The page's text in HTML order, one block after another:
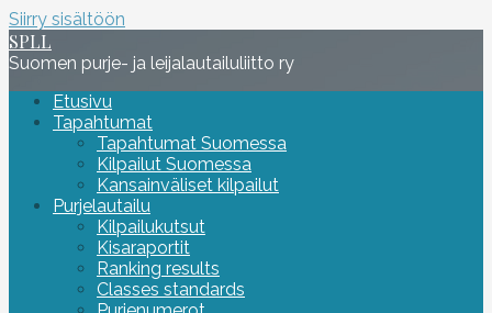
Siirry sisältöön
SPLL
Suomen purje- ja leijalautailuliitto ry
Etusivu
Tapahtumat
Tapahtumat Suomessa
Kilpailut Suomessa
Kansainväliset kilpailut
Purjelautailu
Kilpailukutsut
Kisaraportit
Ranking results
Classes standards